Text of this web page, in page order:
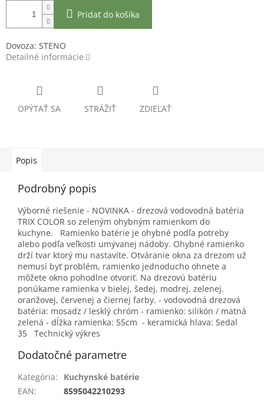
Pridať do košíka
Dovoza: STENO
Detailné informácie
OPÝTAŤ SA STRÁŽIŤ ZDIEĽAŤ
Popis
Podrobný popis
Výborné riešenie - NOVINKA - drezová vodovodná batéria
TRIX COLOR so zeleným ohybným ramienkom do
kuchyne. Ramienko batérie je ohybné podľa potreby
alebo podľa veľkosti umývanej nádoby. Ohybné ramienko
drží tvar ktorý mu nastavíte. Otváranie okna za drezom už
nemusí byť problém, ramienko jednoducho ohnete a
môžete okno pohodlne otvoriť. Na drezovú batériu
ponúkame ramienka v bielej, šedej, modrej, zelenej.
oranžovej, červenej a čiernej farby. - vodovodná drezová
batéria: mosadz / lesklý chróm - ramienko: silikón / matná
zelená - dĺžka ramienka: 55cm - keramická hlava: Sedal
35 Technický výkres
Dodatočné parametre
Kategória:
Kuchynské batérie
EAN: 8595042210293